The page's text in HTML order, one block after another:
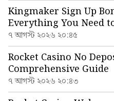
Kingmaker Sign Up
Everything You Need
৭ আগস্ট ২০২৬ ২০:৪৫
Rocket Casino No
Comprehensive Guide
৭ আগস্ট ২০২৬ ২০:৪৩